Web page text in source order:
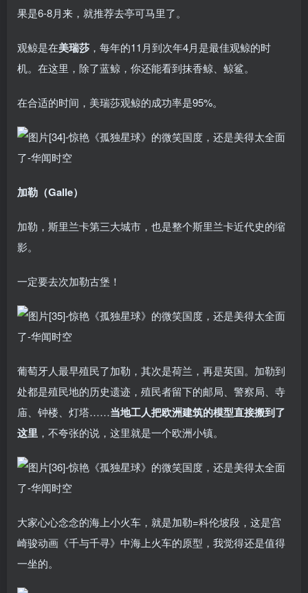
果是6-8月来，就推荐去亭可马里了。
观鲸是在美瑞莎 ，每年的11月到次年4月是最佳观鲸的时
机。在这里，除了蓝鲸，你还能看到抹香鲸、鲸鲨。
在合适的时间，美瑞莎观鲸的成功率是95%。
加勒（Galle）
加勒，斯里兰卡第三大城市，也是整个斯里兰卡近代史的缩
影。
一定要去次加勒古堡！
葡萄牙人最早殖民了加勒，其次是荷兰，再是英国。加勒到
处都是殖民地的历史遗迹，殖民者留下的邮局、警察局、寺
庙、钟楼、灯塔……当地工人把欧洲建筑的模型直接搬到了
这里 ，不夸张的说，这里就是一个欧洲小镇。
大家心心念念的海上小火车，就是加勒=科伦坡段，这是宫
崎骏动画《千与千寻》中海上火车的原型，我觉得还是值得
一坐的。